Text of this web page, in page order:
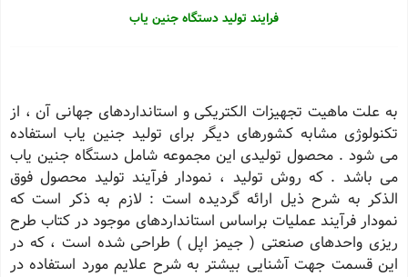
فرایند تولید دستگاه جنین یاب
به علت ماهیت تجهیزات الكتریكی و استانداردهای جهانی آن ، از
تكنولوژی مشابه كشورهای دیگر برای تولید جنین یاب استفاده
می شود . محصول تولیدی این مجموعه شامل دستگاه جنین یاب
می باشد . كه روش تولید ، نمودار فرآیند تولید محصول فوق
الذكر به شرح ذیل ارائه گردیده است : لازم به ذكر است كه
نمودار فرآیند عملیات براساس استانداردهای موجود در كتاب طرح
ریزی واحدهای صنعتی ( جیمز اپل ) طراحی شده است ، كه در
این قسمت جهت آشنایی بیشتر به شرح علایم مورد استفاده در